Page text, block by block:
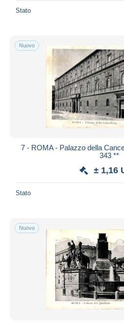
Stato
Nuovo
7 - ROMA - Palazzo della
343 **
± 1,16
Stato
Nuovo